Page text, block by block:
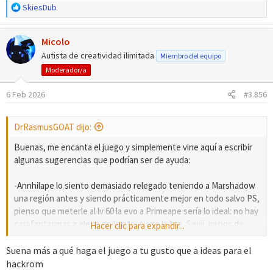
R
e
a
c
c
i
e
SkiesDub
Micolo
Autista de creatividad ilimitada
Miembro del equipo
Moderador/a
6 Feb 2026 #3.856
DrRasmusGOAT dijo:
Buenas, me encanta el juego y simplemente vine aquí a escribir
algunas sugerencias que podrían ser de ayuda:
-Annhilape lo siento demasiado relegado teniendo a Marshadow
una región antes y siendo prácticamente mejor en todo salvo PS,
pienso que meterle al lv 60 la evo a Primeape sería lo ideal: no hay
casi fantasmas a elegir en kanto, tiene la liga, Sevii, inicios de
mejores como Blacephalon o el mismo Gengar. Nunca he usado a
Primeape pero me dio pena como era prácticamente apartado.
Hacer clic para expandir...
Suena más a qué haga el juego a tu gusto que a ideas para el
hackrom